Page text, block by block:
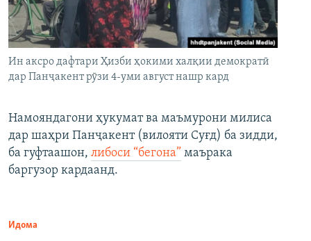
Ин аксро дафтари Ҳизби ҳокими халқии демократӣ
дар Панҷакент рӯзи 4-уми август нашр кард
Намояндагони ҳукумат ва маъмурони милиса
дар шаҳри Панҷакент (вилояти Суғд) ба зидди,
ба гуфтаашон, либоси “бегона” маърака
баргузор кардаанд.
Идома